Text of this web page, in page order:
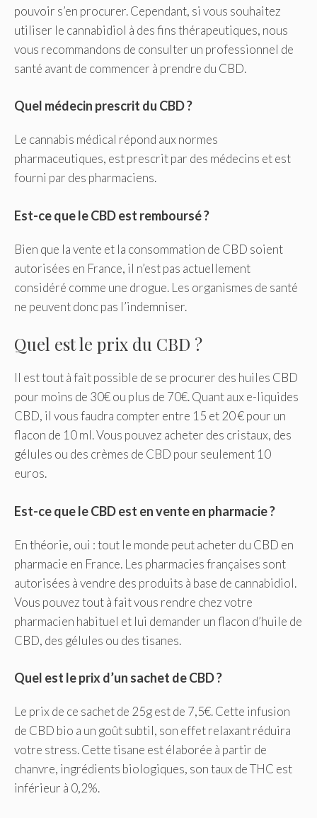
pouvoir s’en procurer. Cependant, si vous souhaitez
utiliser le cannabidiol à des fins thérapeutiques, nous
vous recommandons de consulter un professionnel de
santé avant de commencer à prendre du CBD.
Quel médecin prescrit du CBD ?
Le cannabis médical répond aux normes
pharmaceutiques, est prescrit par des médecins et est
fourni par des pharmaciens.
Est-ce que le CBD est remboursé ?
Bien que la vente et la consommation de CBD soient
autorisées en France, il n’est pas actuellement
considéré comme une drogue. Les organismes de santé
ne peuvent donc pas l’indemniser.
Quel est le prix du CBD ?
Il est tout à fait possible de se procurer des huiles CBD
pour moins de 30€ ou plus de 70€. Quant aux e-liquides
CBD, il vous faudra compter entre 15 et 20 € pour un
flacon de 10 ml. Vous pouvez acheter des cristaux, des
gélules ou des crèmes de CBD pour seulement 10
euros.
Est-ce que le CBD est en vente en pharmacie ?
En théorie, oui : tout le monde peut acheter du CBD en
pharmacie en France. Les pharmacies françaises sont
autorisées à vendre des produits à base de cannabidiol.
Vous pouvez tout à fait vous rendre chez votre
pharmacien habituel et lui demander un flacon d’huile de
CBD, des gélules ou des tisanes.
Quel est le prix d’un sachet de CBD ?
Le prix de ce sachet de 25g est de 7,5€. Cette infusion
de CBD bio a un goût subtil, son effet relaxant réduira
votre stress. Cette tisane est élaborée à partir de
chanvre, ingrédients biologiques, son taux de THC est
inférieur à 0,2%.